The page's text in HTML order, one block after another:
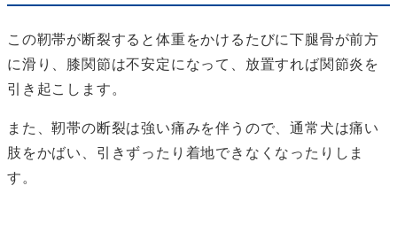
この靭帯が断裂すると体重をかけるたびに下腿骨が前方
に滑り、膝関節は不安定になって、放置すれば関節炎を
引き起こします。
また、靭帯の断裂は強い痛みを伴うので、通常犬は痛い
肢をかばい、引きずったり着地できなくなったりしま
す。